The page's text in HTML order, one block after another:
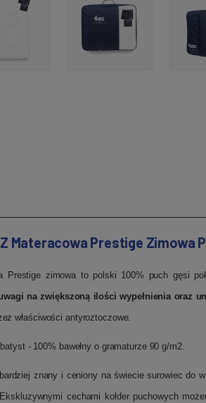
Materacowa Prestige Zimowa
Prestige zimowa to polski 100% puch gęsi
na zwiększoną ilości wypełnienia oraz
właściwości antyroztoczowe.
- 100% bawełny o gramaturze 90 g/m2.
znany i ceniony na świecie surowiec do
cechami kołder puchowych